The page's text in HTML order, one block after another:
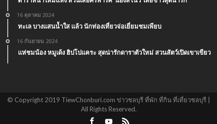
16 ตุลาคม 2024
ทะเล บางแสนน้ำใส แล้ว นักท่องเที่ยวจ่อเยี่ยมชมเพียบ
16 กันยายน 2024
แห่ชมน้อง หมูเด้ง ฮิปโปแคระ สุดน่ารักดาราตัวใหม่ สวนสัตว์เปิดเขาเขียว
© Copyright 2019 TiewChonburi.com ข่าวชลบุรี ที่พัก ที่กิน ที่เที่ยวชลบุรี |
All Rights Reserved.